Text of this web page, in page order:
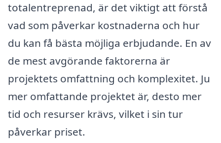
totalentreprenad, är det viktigt att förstå
vad som påverkar kostnaderna och hur
du kan få bästa möjliga erbjudande. En av
de mest avgörande faktorerna är
projektets omfattning och komplexitet. Ju
mer omfattande projektet är, desto mer
tid och resurser krävs, vilket i sin tur
påverkar priset.